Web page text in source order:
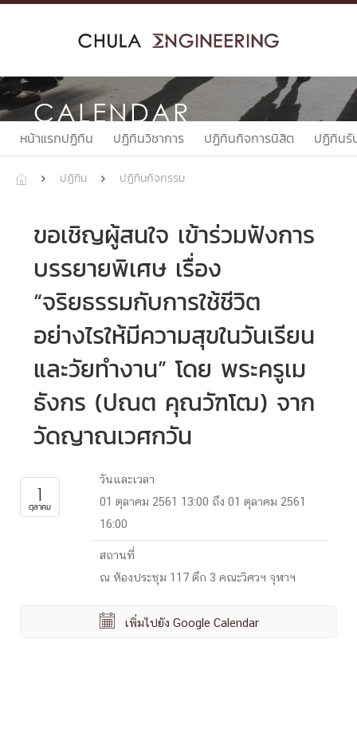
Skip
CALENDAR
หน้าแรกปฏิทิน ปฏิทินวิชาการ ปฏิทินกิจการนิสิต ปฏิทินรั
  ปฏิทิน  ปฏิทินกิจกรรม
ขอเชิญผู้สนใจ เข้าร่วมฟังการ
บรรยายพิเศษ เรื่อง
“จริยธรรมกับการใช้ชีวิต
อย่างไรให้มีความสุขในวันเรียน
และวัยทำงาน” โดย พระครูเม
ธังกร (ปณต คุณวัฑโฒ) จาก
วัดญาณเวศกวัน
1
ตุลาคม
วันและเวลา
01 ตุลาคม 2561 13:00 ถึง 01 ตุลาคม 2561
16:00
สถานที่
ณ ห้องประชุม 117 ตึก 3 คณะวิศวฯ จุฬาฯ
 เพิ่มไปยัง Google Calendar